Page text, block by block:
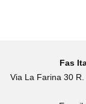
Fas
Via La Farina 30